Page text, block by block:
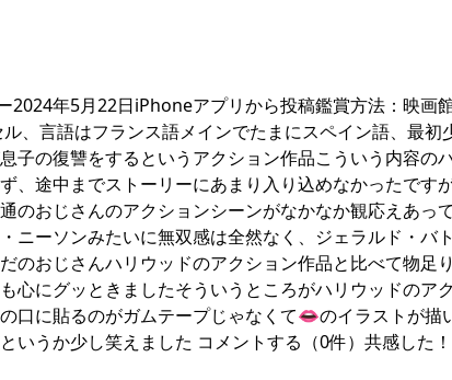
年5月22日iPhoneアプリから投稿鑑賞方法：映画
、言語はフランス語メインでたまにスペイン語、最初
子の復讐をするというアクション作品こういう内容の
、途中までストーリーにあまり入り込めなかったです
のおじさんのアクションシーンがなかなか観応えあっ
ニーソンみたいに無双感は全然なく、ジェラルド・バ
のおじさんハリウッドのアクション作品と比べて物足
心にグッときましたそういうところがハリウッドのア
口に貼るのがガムテープじゃなくて👄のイラストが描
いうか少し笑えました コメントする（0件）共感した